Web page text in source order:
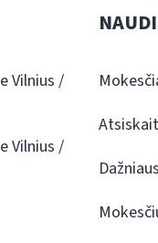
Vilnius /
Vilnius /